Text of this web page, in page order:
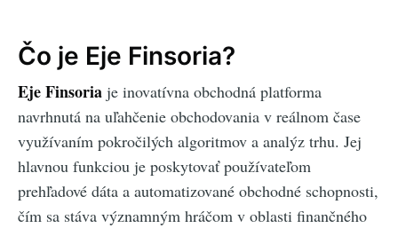
Čo je Eje Finsoria?
Eje Finsoria je inovatívna obchodná platforma
navrhnutá na uľahčenie obchodovania v reálnom čase
využívaním pokročilých algoritmov a analýz trhu. Jej
hlavnou funkciou je poskytovať používateľom
prehľadové dáta a automatizované obchodné schopnosti,
čím sa stáva významným hráčom v oblasti finančného